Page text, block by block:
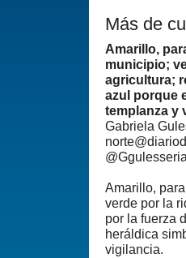
Más de
Amarillo,
municipio;
agricultura;
azul porque
templanza y
Gabriela
Amarillo,
verde por la
por la fuerza
heráldica
vigilancia.